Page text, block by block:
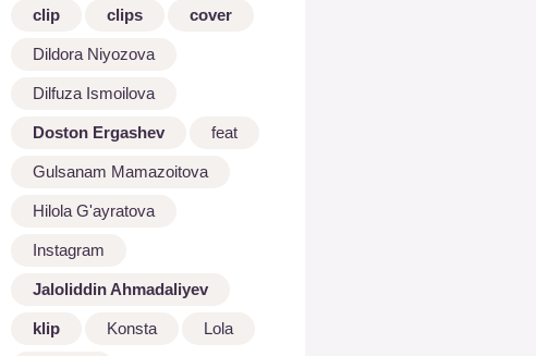
clip clips cover
Dildora Niyozova
Dilfuza Ismoilova
Doston Ergashev feat
Gulsanam Mamazoitova
Hilola G'ayratova
Instagram
Jaloliddin Ahmadaliyev
klip Konsta Lola